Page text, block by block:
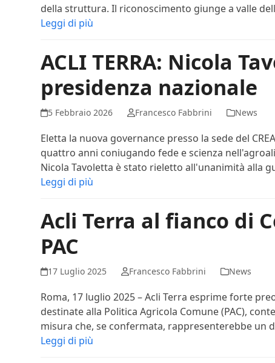
della struttura. Il riconoscimento giunge a valle
Leggi di più
ACLI TERRA: Nicola
presidenza nazionale
5 Febbraio 2026 Francesco Fabbrini News
Eletta la nuova governance presso la sede del
quattro anni coniugando fede e scienza
Nicola Tavoletta è stato rieletto all'unanimità alla
Leggi di più
Acli Terra al fianco di
PAC
17 Luglio 2025 Francesco Fabbrini News
Roma, 17 luglio 2025 – Acli Terra esprime forte
destinate alla Politica Agricola Comune (PAC),
misura che, se confermata, rappresenterebbe un
Leggi di più